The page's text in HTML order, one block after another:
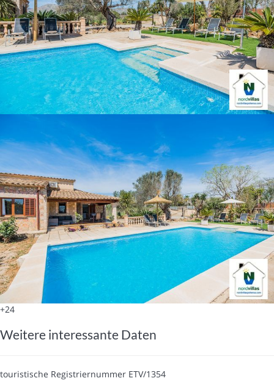
+24
Weitere interessante Daten
touristische Registriernummer ETV/1354